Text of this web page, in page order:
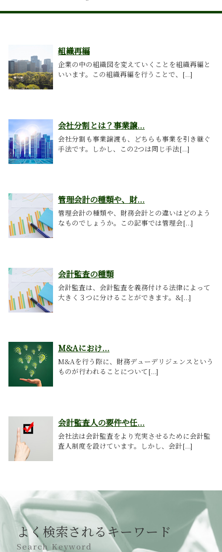
組織再編
企業の中の組織図を変えていくことを組織再編と
いいます。この組織再編を行うことで、[...]
会社分割とは？事業譲...
会社分割も事業譲渡も、どちらも事業を引き継ぐ
手法です。しかし、この2つは同じ手法[...]
管理会計の種類や、財...
管理会計の種類や、財務会計との違いはどのよう
なものでしょうか。この記事では管理会[...]
会計監査の種類
会計監査は、会計監査を義務付ける法律によって
大きく３つに分けることができます。&[...]
M&Aにおけ...
M&Aを行う際に、財務デューデリジェンスという
ものが行われることについて[...]
会計監査人の要件や任...
会社法は会計監査をより充実させるために会計監
査人制度を設けています。しかし、会計[...]
よく検索されるキーワード
Search Keyword